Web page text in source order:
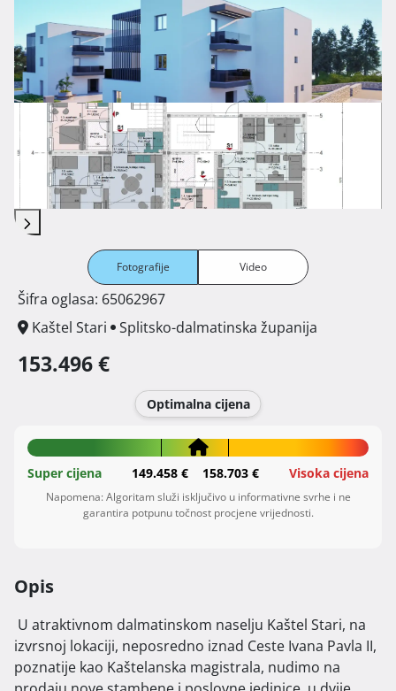
Fotografije Video
Šifra oglasa: 65062967
Kaštel Stari
Splitsko-dalmatinska županija
153.496 €
Optimalna cijena
Super cijena 149.458 € 158.703 € Visoka cijena
Napomena: Algoritam služi isključivo u informativne svrhe i ne
garantira potpunu točnost procjene vrijednosti.
Opis
izvrsnoj lokaciji, neposredno iznad Ceste Ivana Pavla II,
poznatije kao Kaštelanska magistrala, nudimo na